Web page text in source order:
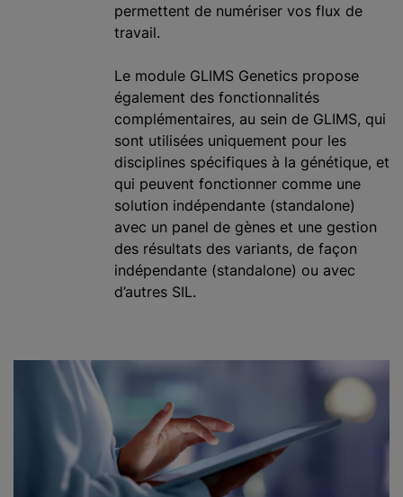
permettent de numériser vos flux de
travail.
Le module GLIMS Genetics propose
également des fonctionnalités
complémentaires, au sein de GLIMS, qui
sont utilisées uniquement pour les
disciplines spécifiques à la génétique, et
qui peuvent fonctionner comme une
solution indépendante (standalone)
avec un panel de gènes et une gestion
des résultats des variants, de façon
indépendante (standalone) ou avec
d’autres SIL.